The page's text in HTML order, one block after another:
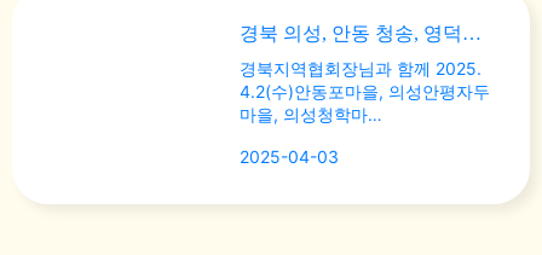
경북 의성, 안동 청송, 영덕정보화마을 화…
경북지역협회장님과 함께 2025.
4.2(수)안동포마을, 의성안평자두
마을, 의성청학마…
2025-04-03